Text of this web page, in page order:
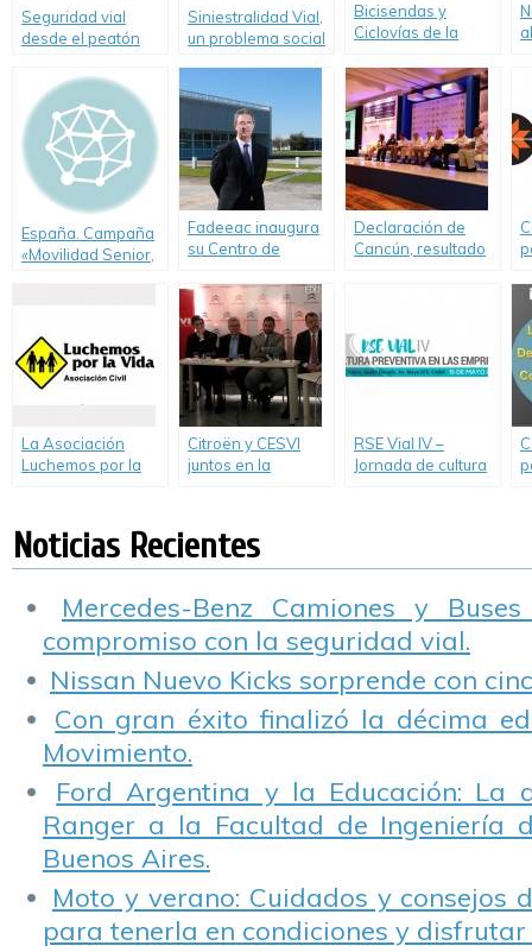
Seguridad vial
desde el peatón
Siniestralidad Vial,
un problema social
Bicisendas y
Ciclovías de la
Relevamiento de
Cesvi Argentina
España. Campaña
«Movilidad Senior,
años
Fadeeac inaugura
su Centro de
choferes en
Escobar
Declaración de
Cancún, resultado
(CISEV)
La Asociación
Luchemos por la
Citroën y CESVI
juntos en la
RSE Vial IV –
Jornada de cultura
Noticias Recientes
Mercedes-Benz Camiones y
compromiso con la seguridad vial.
Nissan Nuevo Kicks sorprende con
Con gran éxito finalizó la décima
Movimiento.
Ford Argentina y la Educación: La
Ranger a la Facultad de Ingeniería
Buenos Aires.
Moto y verano: Cuidados y consejos
para tenerla en condiciones y disfrutar